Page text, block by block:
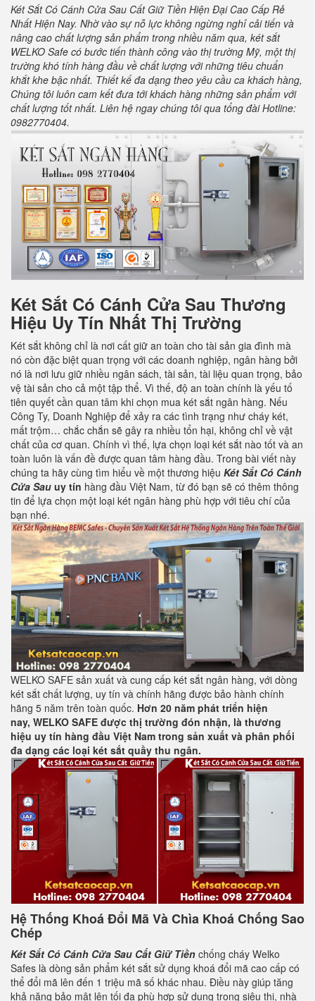
Két Sắt Có Cánh Cửa Sau Cất Giữ Tiền Hiện Đại Cao Cấp Rẻ
Nhất Hiện Nay. Nhờ vào sự nỗ lực không ngừng nghỉ cải tiến và
nâng cao chất lượng sản phẩm trong nhiều năm qua, két sắt
WELKO Safe có bước tiến thành công vào thị trường Mỹ, một thị
trường khó tính hàng đầu về chất lượng với những tiêu chuẩn
khắt khe bậc nhất. Thiết kế đa dạng theo yêu cầu ca khách hàng,
Chúng tôi luôn cam kết đưa tới khách hàng những sản phẩm với
chất lượng tốt nhất. Liên hệ ngay chúng tôi qua tổng đài Hotline:
0982770404.
Két Sắt Có Cánh Cửa Sau Thương
Hiệu Uy Tín Nhất Thị Trường
Két sắt không chỉ là nơi cất giữ an toàn cho tài sản gia đình mà
nó còn đặc biệt quan trọng với các doanh nghiệp, ngân hàng bởi
nó là nơi lưu giữ nhiều ngân sách, tài sản, tài liệu quan trọng, bảo
vệ tài sản cho cả một tập thể. Vì thế, độ an toàn chính là yếu tố
tiên quyết cần quan tâm khi chọn mua két sắt ngân hàng. Nếu
Công Ty, Doanh Nghiệp để xảy ra các tình trạng như cháy két,
mất trộm… chắc chắn sẽ gây ra nhiều tổn hại, không chỉ về vật
chất của cơ quan. Chính vì thế, lựa chọn loại két sắt nào tốt và an
toàn luôn là vấn đề được quan tâm hàng đầu. Trong bài viết này
chúng ta hãy cùng tìm hiểu về một thương hiệu Két Sắt Có Cánh
Cửa Sau uy tín hàng đầu Việt Nam, từ đó bạn sẽ có thêm thông
tin để lựa chọn một loại két ngân hàng phù hợp với tiêu chí của
bạn nhé.
WELKO SAFE sản xuất và cung cấp két sắt ngân hàng, với dòng
két sắt chất lượng, uy tín và chính hãng được bảo hành chính
hãng 5 năm trên toàn quốc. Hơn 20 năm phát triển hiện
nay, WELKO SAFE được thị trường đón nhận, là thương
hiệu uy tín hàng đầu Việt Nam trong sản xuất và phân phối
đa dạng các loại két sắt quầy thu ngân.
Hệ Thống Khoá Đổi Mã Và Chìa Khoá Chống Sao
Chép
Két Sắt Có Cánh Cửa Sau Cất Giữ Tiền chống cháy Welko
Safes là dòng sản phẩm két sắt sử dụng khoá đổi mã cao cấp có
thể đổi mã lên đến 1 triệu mã số khác nhau. Điều này giúp tăng
khả năng bảo mật lên tối đa phù hợp sử dụng trong siêu thị, nhà